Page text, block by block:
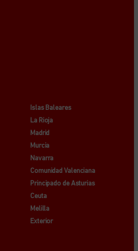
Islas Baleares
La Rioja
Madrid
Murcia
Navarra
Comunidad Valenciana
Principado de Asturias
Ceuta
Melilla
Exterior